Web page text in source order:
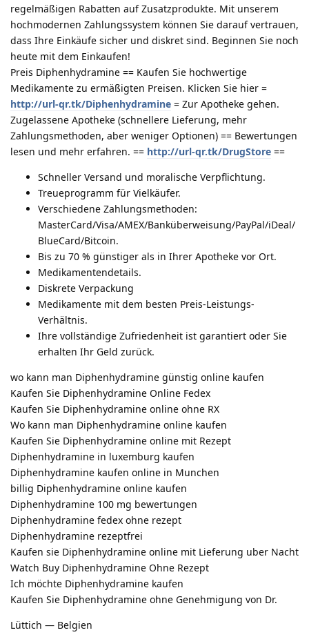
regelmäßigen Rabatten auf Zusatzprodukte. Mit unserem
hochmodernen Zahlungssystem können Sie darauf vertrauen,
dass Ihre Einkäufe sicher und diskret sind. Beginnen Sie noch
heute mit dem Einkaufen!
Preis Diphenhydramine == Kaufen Sie hochwertige
Medikamente zu ermäßigten Preisen. Klicken Sie hier =
http://url-qr.tk/Diphenhydramine = Zur Apotheke gehen.
Zugelassene Apotheke (schnellere Lieferung, mehr
Zahlungsmethoden, aber weniger Optionen) == Bewertungen
lesen und mehr erfahren. == http://url-qr.tk/DrugStore ==
Schneller Versand und moralische Verpflichtung.
Treueprogramm für Vielkäufer.
Verschiedene Zahlungsmethoden:
MasterCard/Visa/AMEX/Banküberweisung/PayPal/iDeal/
BlueCard/Bitcoin.
Bis zu 70 % günstiger als in Ihrer Apotheke vor Ort.
Medikamentendetails.
Diskrete Verpackung
Medikamente mit dem besten Preis-Leistungs-
Verhältnis.
Ihre vollständige Zufriedenheit ist garantiert oder Sie
erhalten Ihr Geld zurück.
wo kann man Diphenhydramine günstig online kaufen
Kaufen Sie Diphenhydramine Online Fedex
Kaufen Sie Diphenhydramine online ohne RX
Wo kann man Diphenhydramine online kaufen
Kaufen Sie Diphenhydramine online mit Rezept
Diphenhydramine in luxemburg kaufen
Diphenhydramine kaufen online in Munchen
billig Diphenhydramine online kaufen
Diphenhydramine 100 mg bewertungen
Diphenhydramine fedex ohne rezept
Diphenhydramine rezeptfrei
Kaufen sie Diphenhydramine online mit Lieferung uber Nacht
Watch Buy Diphenhydramine Ohne Rezept
Ich möchte Diphenhydramine kaufen
Kaufen Sie Diphenhydramine ohne Genehmigung von Dr.
Lüttich — Belgien